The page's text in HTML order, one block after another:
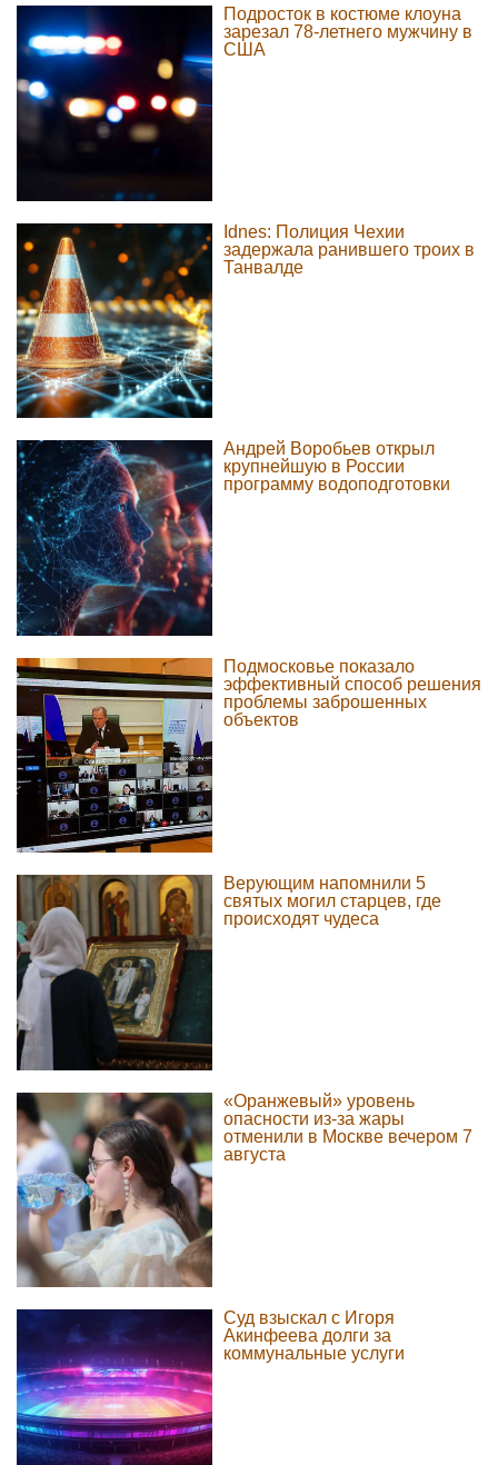
Подросток в костюме клоуна
зарезал 78-летнего мужчину в
США
Idnes: Полиция Чехии
задержала ранившего троих в
Танвалде
Андрей Воробьев открыл
крупнейшую в России
программу водоподготовки
Подмосковье показало
эффективный способ решения
проблемы заброшенных
объектов
Верующим напомнили 5
святых могил старцев, где
происходят чудеса
«Оранжевый» уровень
опасности из-за жары
отменили в Москве вечером 7
августа
Суд взыскал с Игоря
Акинфеева долги за
коммунальные услуги